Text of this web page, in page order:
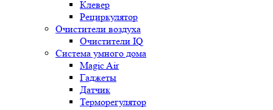
Клевер
Рециркулятор
Очистители воздуха
Очистители IQ
Система умного дома
Magic Air
Гаджеты
Датчик
Терморегулятор